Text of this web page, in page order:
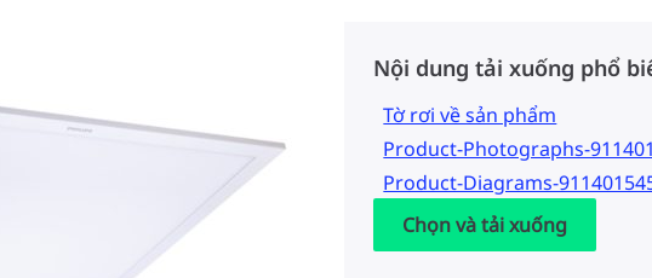
Nội dung tải xuống phổ
Tờ rơi về sản phẩm
Product-Photographs-
Product-Diagrams-
Chọn và tải xuống